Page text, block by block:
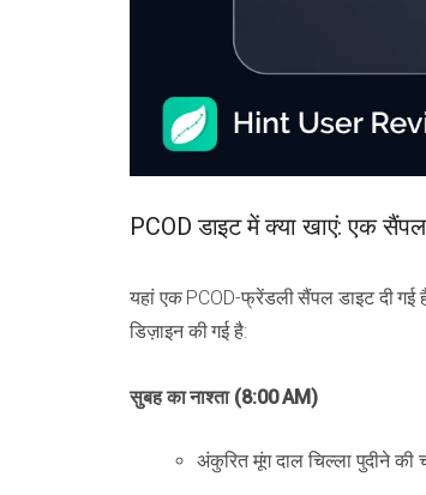
PCOD डाइट में क्या खाएं: एक सैंपल
यहां एक PCOD-फ्रेंडली सैंपल डाइट दी गई
डिज़ाइन की गई है:
सुबह का नाश्ता (8:00 AM)
अंकुरित मूंग दाल चिल्ला पुदीने की